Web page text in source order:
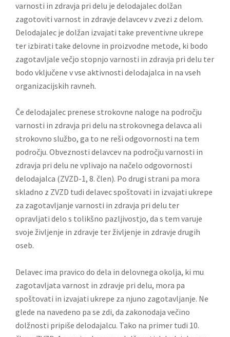
varnosti in zdravja pri delu je delodajalec dolžan
zagotoviti varnost in zdravje delavcev v zvezi z delom.
Delodajalec je dolžan izvajati take preventivne ukrepe
ter izbirati take delovne in proizvodne metode, ki bodo
zagotavljale večjo stopnjo varnosti in zdravja pri delu ter
bodo vključene v vse aktivnosti delodajalca in na vseh
organizacijskih ravneh.
Če delodajalec prenese strokovne naloge na področju
varnosti in zdravja pri delu na strokovnega delavca ali
strokovno službo, ga to ne reši odgovornosti na tem
področ­ju. Obveznosti delavcev na področju varnosti in
zdravja pri delu ne vplivajo na načelo odgovornosti
delodajalca (ZVZD-1, 8. člen). Po drugi strani pa mora
skladno z ZVZD tudi delavec spoštovati in izvajati ukrepe
za zagotavljanje varnosti in zdravja pri delu ter
opravljati delo s tolikšno pazljivostjo, da s tem varuje
svoje življenje in zdravje ter življenje in zdravje drugih
oseb.
Delavec ima pravico do dela in delovnega okolja, ki mu
zagotavljata varnost in zdravje pri delu, mora pa
spoštovati in izvajati ukrepe za njuno zagotavljanje. Ne
glede na navedeno pa se zdi, da zakonodaja večino
dolžnosti pripiše delodajalcu. Tako na primer tudi 10.